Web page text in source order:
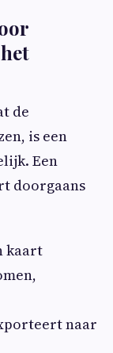
de
is een
Een
doorgaans
kaart
naar